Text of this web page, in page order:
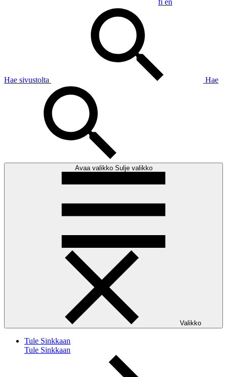
fi en
Hae sivustolta Hae
Avaa valikko Sulje valikko
Valikko
Tule Sinkkaan
Tule Sinkkaan